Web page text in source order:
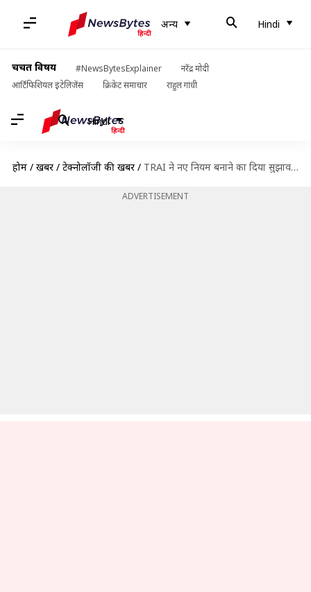
अन्य Hindi
चर्चित विषय #NewsBytesExplainer
नरेंद्र मोदी
आर्टिफिशियल इंटेलिजेंस
क्रिकेट समाचार राहुल गांधी
Hindi
होम / खबरें / टेक्नोलॉजी की खबरें / TRAI ने नए नियम बनाने का दिया सुझाव, 2 सिम के लिए देना पड़ेगा शुल्क
ADVERTISEMENT